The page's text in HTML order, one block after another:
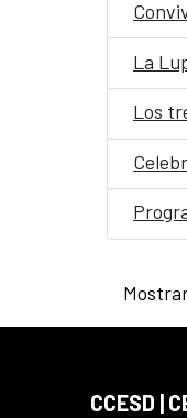
La
Los
CCESD |